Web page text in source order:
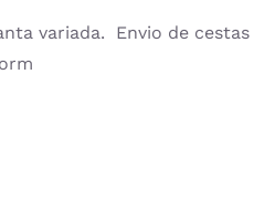
variada. Envio de cestas